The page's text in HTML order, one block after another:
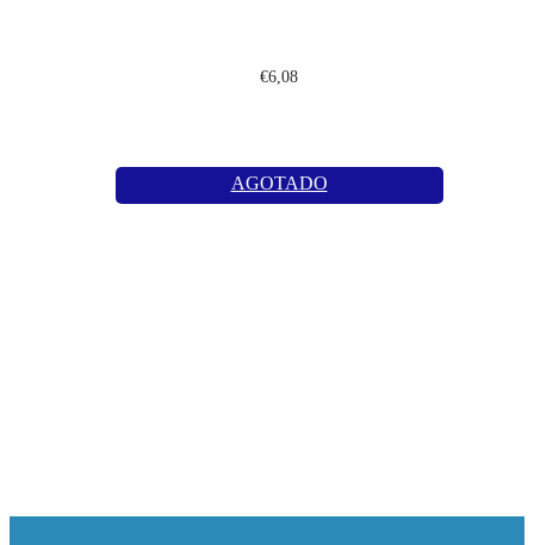
€6,08
AGOTADO